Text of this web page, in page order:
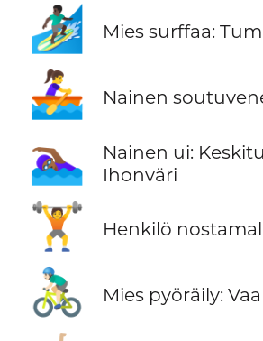
🏄🏿‍♂️ Mies surffaa:
🚣‍♀️ Nainen
🏊🏾‍♀️
Nainen ui:
Ihonväri
🏋️ Henkilö
🚴🏻‍♂️ Mies pyöräily: